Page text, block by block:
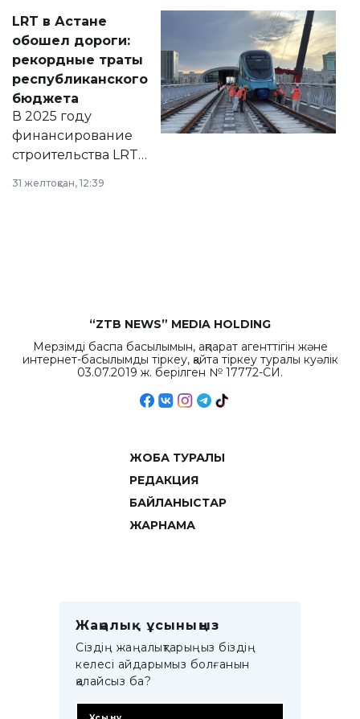
документ
появился в базе
нормативных
правовых актов и
на сайте маслихат
города.
LRT в Астане
обошел дороги:
рекордные траты
республиканского
бюджета
В 2025 году
финансирование
строительства LRT
31 желтоқсан, 12:39
“ZTB NEWS” MEDIA HOLDING
Мерзімді баспа басылымын, ақпарат агенттігін және
интернет-басылымды тіркеу, қайта тіркеу туралы куәлік
03.07.2019 ж. берілген № 17772-СИ.
ЖОБА ТУРАЛЫ
РЕДАКЦИЯ
БАЙЛАНЫСТАР
ЖАРНАМА
Жаңалық ұсыныңыз
Сіздің жаңалықтарыңыз біздің
келесі айдарымыз болғанын
қалайсыз ба?